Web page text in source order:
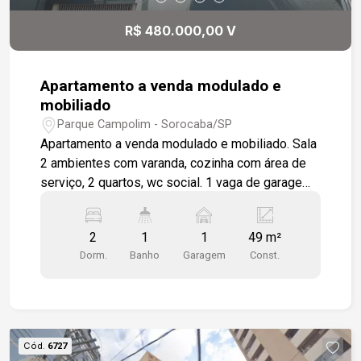
garantindo mobilidade, praticidade e valorização.
Agende já sua visita para conhecer todos os
informações: (15) 99119-3018
R$ 480.000,00 V
Apartamento a venda modulado e
mobiliado
Parque Campolim - Sorocaba/SP
Apartamento a venda modulado e mobiliado. Sala
2 ambientes com varanda, cozinha com área de
serviço, 2 quartos, wc social. 1 vaga de garagem
ao Shopping Iguatemi, bairro com estrutura
completa de comércios, farmácias, restaurantes,
escolas, fácil acesso as principais Avenidas da
2
Dorm.
1
Banho
1
Garagem
49 m²
Const.
Cód. 6727